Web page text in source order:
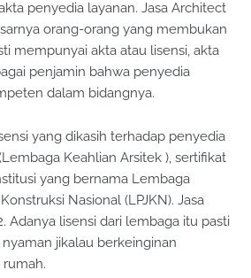
penyedia layanan. Jasa Architect
orang-orang yang membukan
mempunyai akta atau lisensi, akta
penjamin bahwa penyedia
dalam bidangnya.
yang dikasih terhadap penyedia
Keahlian Arsitek ), sertifikat
yang bernama Lembaga
Nasional (LPJKN). Jasa
Adanya lisensi dari lembaga itu pasti
jikalau berkeinginan